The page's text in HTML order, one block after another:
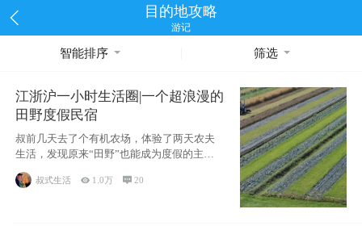
目的地攻略
游记
智能排序 筛选
江浙沪一小时生活圈|一个超浪漫的
田野度假民宿
叔前几天去了个有机农场，体验了两天农夫
生活，发现原来“田野”也能成为度假的主旋
律。江
叔式生活  1.0万 20